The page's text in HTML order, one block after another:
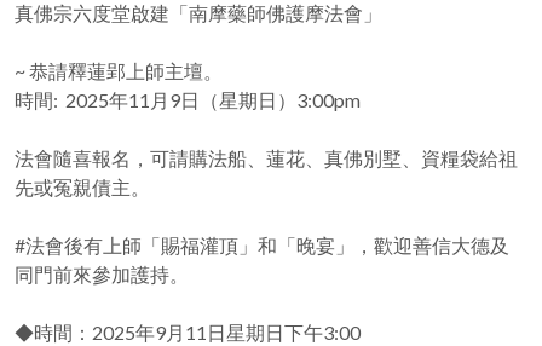
真佛宗六度堂啟建「南摩藥師佛護摩法會」
~ 恭請釋蓮郢上師主壇。
時間: 2025年11月9日（星期日）3:00pm
法會隨喜報名，可請購法船、蓮花、真佛別墅、資糧袋給祖
先或冤親債主。
#法會後有上師「賜福灌頂」和「晚宴」，歡迎善信大德及
同門前來參加護持。
◆時間：2025年9月11日星期日下午3:00